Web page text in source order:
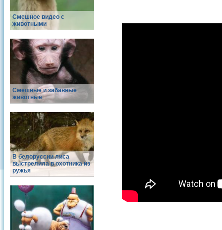
Смешное видео с
животными
Смешные и забавные
животные
В белоруссии лиса
выстрелила в охотника из
ружья